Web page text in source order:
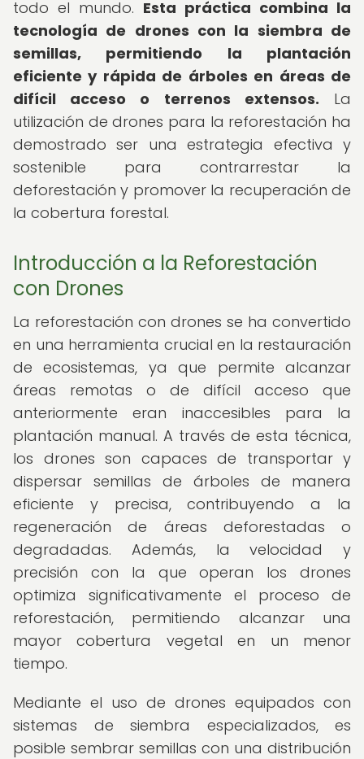
todo el mundo. Esta práctica combina la
tecnología de drones con la siembra de
semillas, permitiendo la plantación
eficiente y rápida de árboles en áreas de
difícil acceso o terrenos extensos. La
utilización de drones para la reforestación ha
demostrado ser una estrategia efectiva y
sostenible para contrarrestar la
deforestación y promover la recuperación de
la cobertura forestal.
Introducción a la Reforestación
con Drones
La reforestación con drones se ha convertido
en una herramienta crucial en la restauración
de ecosistemas, ya que permite alcanzar
áreas remotas o de difícil acceso que
anteriormente eran inaccesibles para la
plantación manual. A través de esta técnica,
los drones son capaces de transportar y
dispersar semillas de árboles de manera
eficiente y precisa, contribuyendo a la
regeneración de áreas deforestadas o
degradadas. Además, la velocidad y
precisión con la que operan los drones
optimiza significativamente el proceso de
reforestación, permitiendo alcanzar una
mayor cobertura vegetal en un menor
tiempo.
Mediante el uso de drones equipados con
sistemas de siembra especializados, es
posible sembrar semillas con una distribución